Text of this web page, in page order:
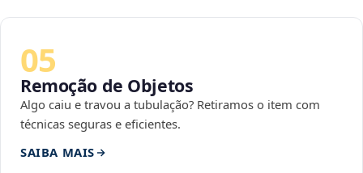
05
Remoção de Objetos
Algo caiu e travou a tubulação? Retiramos o item com
técnicas seguras e eficientes.
SAIBA MAIS